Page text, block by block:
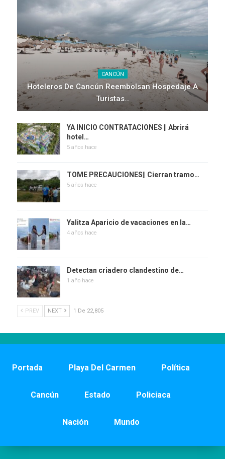
CANCÚN
Hoteleros De Cancún Reembolsan Hospedaje A
Turistas…
YA INICIO CONTRATACIONES || Abrirá
hotel…
5 años hace
TOME PRECAUCIONES|| Cierran tramo…
5 años hace
Yalitza Aparicio de vacaciones en la…
4 años hace
Detectan criadero clandestino de…
1 año hace
PREV NEXT 1 De 22,805
Portada Playa Del Carmen Política
Cancún Estado Policiaca
Nación Mundo